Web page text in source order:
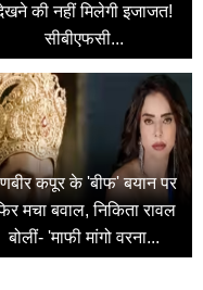
की नहीं मिलेगी इजाजत!
सीबीएफसी...
कपूर के 'बीफ' बयान पर
मचा बवाल, निकिता रावल
बोलीं- 'माफी मांगो वरना...